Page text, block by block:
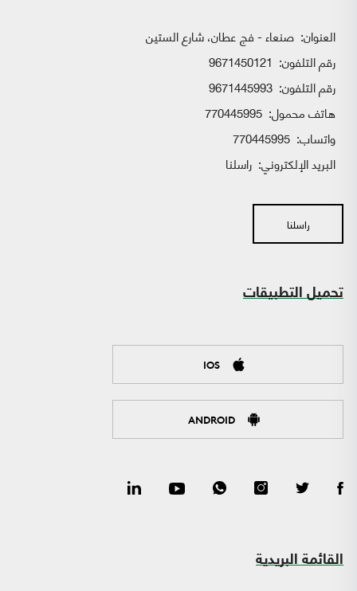
العنوان: صنعاء - فج عطان، شارع الستين
رقم التلفون: 9671450121
رقم التلفون: 9671445993
هاتف محمول: 770445995
واتساب:
البريد الإلكتروني: راسلنا
راسلنا
تحميل التطبيقات
IOS
ANDROID
القائمة البريدية